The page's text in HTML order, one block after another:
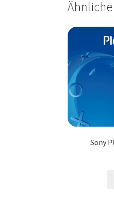
Sony